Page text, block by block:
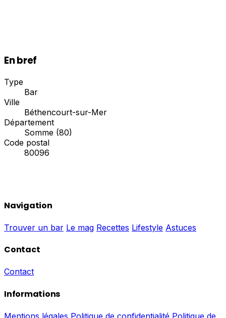
En bref
Type
Bar
Ville
Béthencourt-sur-Mer
Département
Somme (80)
Code postal
80096
Navigation
Trouver un bar Le mag Recettes Lifestyle Astuces
Contact
Contact
Informations
Mentions légales Politique de confidentialité Politique de